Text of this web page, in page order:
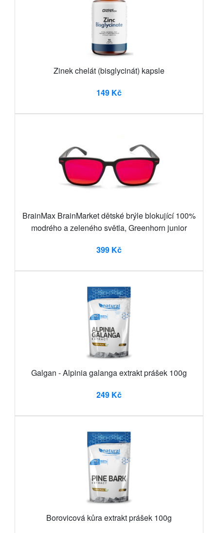
Zinek chelát (bisglycinát) kapsle
149 Kč
BrainMax BrainMarket dětské brýle blokující 100%
modrého a zeleného světla, Greenhorn junior
399 Kč
Galgan - Alpinia galanga extrakt prášek 100g
249 Kč
Borovicová kůra extrakt prášek 100g